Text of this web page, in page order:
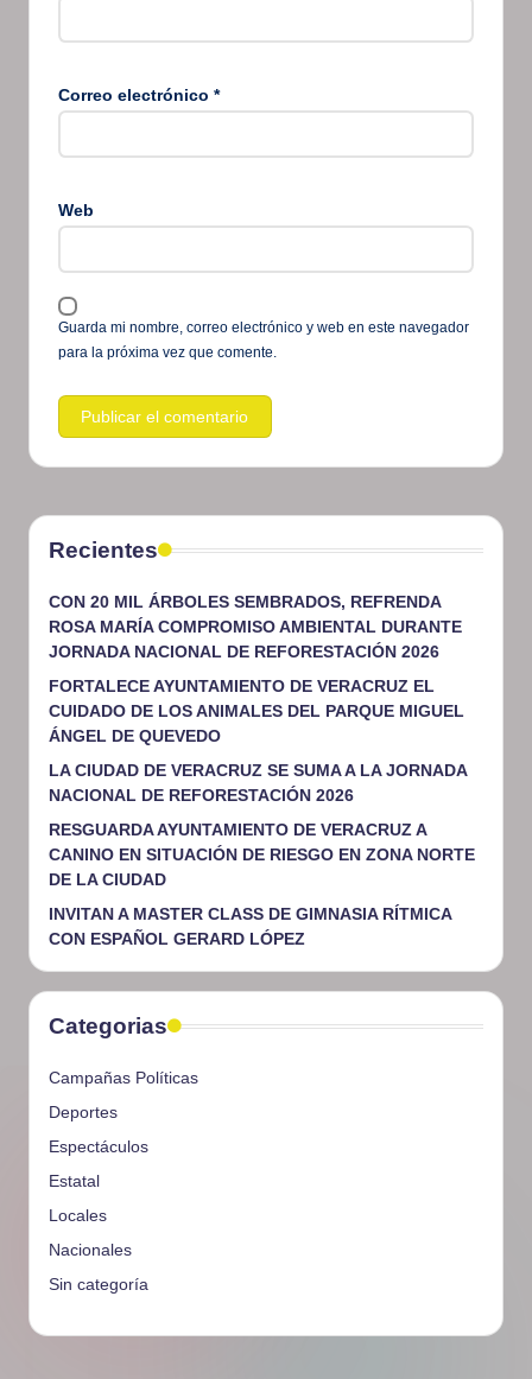
Correo electrónico *
Web
Guarda mi nombre, correo electrónico y web en este navegador
para la próxima vez que comente.
Recientes
CON 20 MIL ÁRBOLES SEMBRADOS, REFRENDA
ROSA MARÍA COMPROMISO AMBIENTAL DURANTE
JORNADA NACIONAL DE REFORESTACIÓN 2026
FORTALECE AYUNTAMIENTO DE VERACRUZ EL
CUIDADO DE LOS ANIMALES DEL PARQUE MIGUEL
ÁNGEL DE QUEVEDO
LA CIUDAD DE VERACRUZ SE SUMA A LA JORNADA
NACIONAL DE REFORESTACIÓN 2026
RESGUARDA AYUNTAMIENTO DE VERACRUZ A
CANINO EN SITUACIÓN DE RIESGO EN ZONA NORTE
DE LA CIUDAD
INVITAN A MASTER CLASS DE GIMNASIA RÍTMICA
CON ESPAÑOL GERARD LÓPEZ
Categorias
Campañas Políticas
Deportes
Espectáculos
Estatal
Locales
Nacionales
Sin categoría